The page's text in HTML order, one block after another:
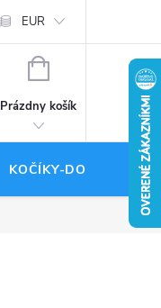
EUR
NÁKUPNÝ
Prázdny košík
KOČÍKY-DOPLNKY